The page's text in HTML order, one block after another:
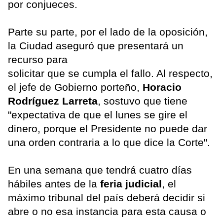
por conjueces.
Parte su parte, por el lado de la oposición,
la Ciudad aseguró que presentará un
recurso para
solicitar que se cumpla el fallo. Al respecto,
el jefe de Gobierno porteño, Horacio
Rodríguez Larreta, sostuvo que tiene
"expectativa de que el lunes se gire el
dinero, porque el Presidente no puede dar
una orden contraria a lo que dice la Corte".
En una semana que tendrá cuatro días
hábiles antes de la feria judicial, el
máximo tribunal del país deberá decidir si
abre o no esa instancia para esta causa o